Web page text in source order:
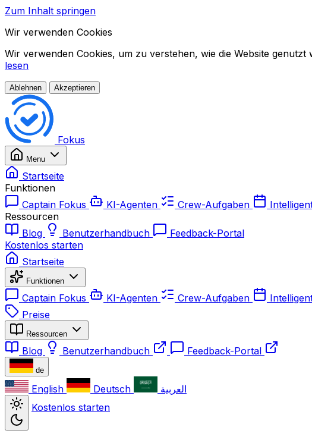
Zum Inhalt springen
Wir verwenden Cookies
Wir verwenden Cookies, um zu verstehen, wie die Website
lesen
Ablehnen Akzeptieren
Fokus
Menu
Startseite
Funktionen
Captain Fokus
KI-Agenten Crew-Aufgaben
Ressourcen
Blog
Benutzerhandbuch
Feedback-Portal
Kostenlos starten
Startseite
Funktionen
Captain Fokus KI-Agenten Crew-Aufgaben
Preise
Ressourcen
Blog Benutzerhandbuch Feedback-Portal
de
English Deutsch
العربية
Kostenlos starten